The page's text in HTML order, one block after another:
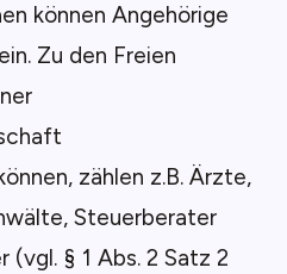
können Angehörige
Zu den Freien
zählen z.B. Ärzte,
Steuerberater
§ 1 Abs. 2 Satz 2